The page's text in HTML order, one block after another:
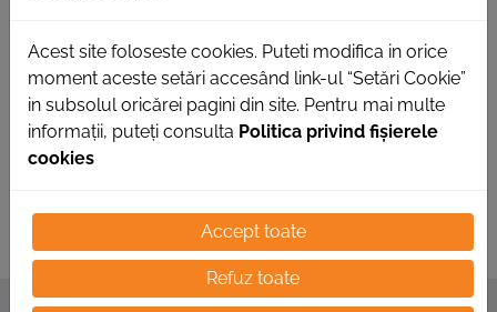
Acest site foloseste cookies. Puteti modifica in orice
moment aceste setări accesând link-ul “Setări Cookie”
in subsolul oricărei pagini din site. Pentru mai multe
informații, puteți consulta Politica privind fișierele
cookies
Accept toate
Refuz toate